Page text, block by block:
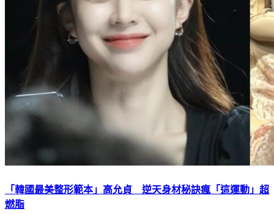
「韓國最美整形範本」高允貞 逆天身材秘訣瘋「這運動」超
燃脂